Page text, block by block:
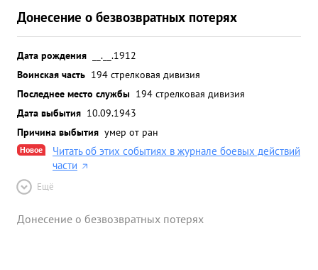
Донесение о безвозвратных потерях
Дата рождения
__.__.1912
Воинская часть 194 стрелковая дивизия
Последнее место службы 194 стрелковая дивизия
Дата выбытия 10.09.1943
Причина выбытия умер от ран
Новое
Читать об этих событиях в журнале боевых действий
части
Ещё
Донесение о безвозвратных потерях